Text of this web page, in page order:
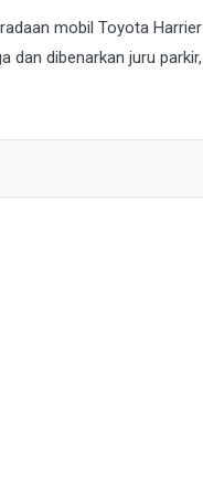
mobil Toyota Harrier
dan dibenarkan juru parkir,